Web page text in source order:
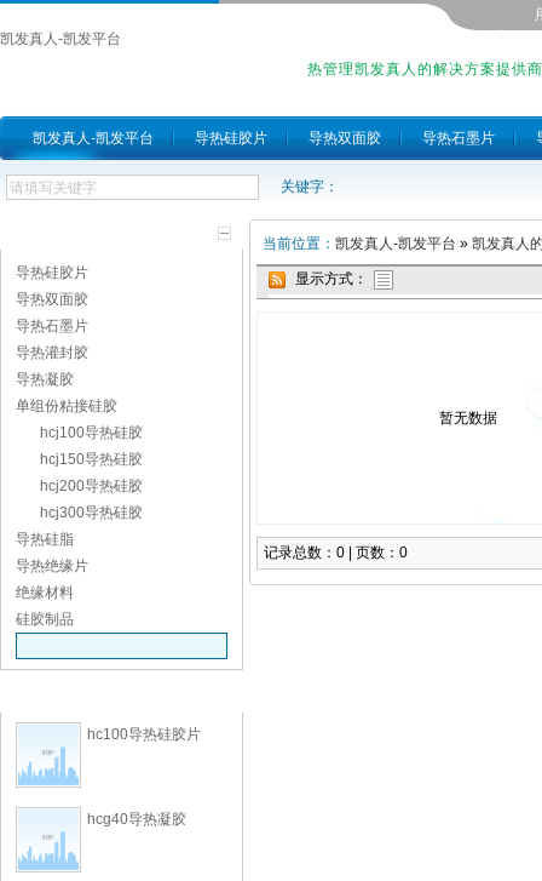
凯发真人-凯发平台
热管理凯发真人的解决方案提供商
凯发真人-凯发平台 导热硅胶片 导热双面胶 导热石墨片
关键字：
导热硅胶片
导热双面胶
导热石墨片
导热灌封胶
导热凝胶
单组份粘接硅胶
hcj100导热硅胶
hcj150导热硅胶
hcj200导热硅胶
hcj300导热硅胶
导热硅脂
导热绝缘片
绝缘材料
硅胶制品
hc100导热硅胶片
hcg40导热凝胶
当前位置： 凯发真人-凯发平台 » 凯发真人
显示方式：
暂无数据
记录总数：0 | 页数：0